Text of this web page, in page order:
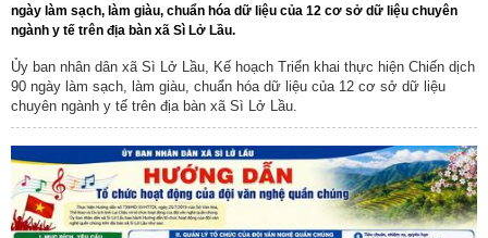
ngày làm sạch, làm giàu, chuẩn hóa dữ liệu của 12 cơ sở dữ liệu chuyên
ngành y tế trên địa bàn xã Sì Lở Lầu.
Ủy ban nhân dân xã Sì Lở Lầu, Kế hoạch Triển khai thực hiện Chiến dịch
90 ngày làm sạch, làm giàu, chuẩn hóa dữ liệu của 12 cơ sở dữ liệu
chuyên ngành y tế trên địa bàn xã Sì Lở Lầu.